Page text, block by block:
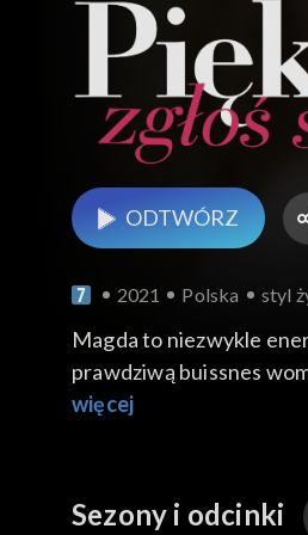
ODTWÓRZ
2021 Polska styl
Magda to niezwykle
prawdziwą buissnes
wykorzystaniem
więcej
Sezony i odcinki